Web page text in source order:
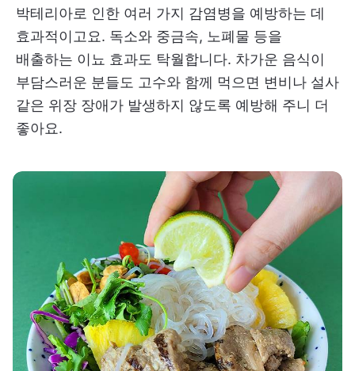
박테리아로 인한 여러 가지 감염병을 예방하는 데
효과적이고요. 독소와 중금속, 노폐물 등을
배출하는 이뇨 효과도 탁월합니다. 차가운 음식이
부담스러운 분들도 고수와 함께 먹으면 변비나 설사
같은 위장 장애가 발생하지 않도록 예방해 주니 더
좋아요.